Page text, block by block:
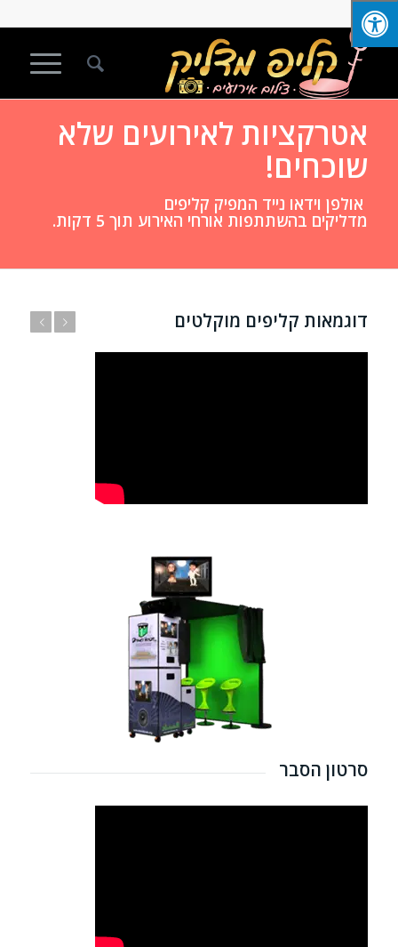
אטרקציות לאירועים שלא
שוכחים!
אולפן וידאו נייד המפיק קליפים
מדליקים בהשתתפות אורחי האירוע תוך 5 דקות.
דוגמאות קליפים מוקלטים
סרטון הסבר